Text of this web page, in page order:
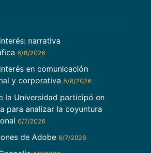
narrativa
6/8/2026
en comunicación
y corporativa 5/8/2026
la Universidad participó en
para analizar la coyuntura
6/7/2026
de Adobe 6/7/2026